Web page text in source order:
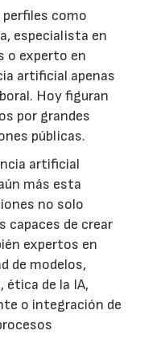
perfiles como
especialista en
o experto en
artificial apenas
Hoy figuran
por grandes
públicas.
artificial
más esta
no solo
capaces de crear
expertos en
de modelos,
de la IA,
o integración de